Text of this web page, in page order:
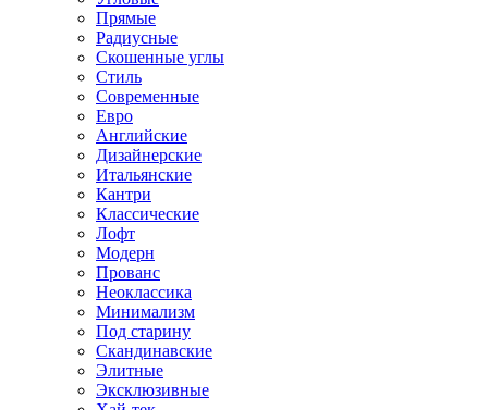
Прямые
Радиусные
Скошенные углы
Стиль
Современные
Евро
Английские
Дизайнерские
Итальянские
Кантри
Классические
Лофт
Модерн
Прованс
Неоклассика
Минимализм
Под старину
Скандинавские
Элитные
Эксклюзивные